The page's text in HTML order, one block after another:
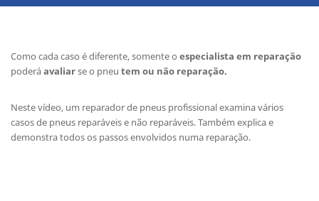
Como cada caso é diferente, somente o especialista em reparação
poderáavaliarse o pneu tem ou não reparação.
Neste vídeo, um reparador de pneus profissional examina vários
casos de pneus reparáveis e não reparáveis. Também explica e
demonstra todos os passos envolvidos numa reparação.